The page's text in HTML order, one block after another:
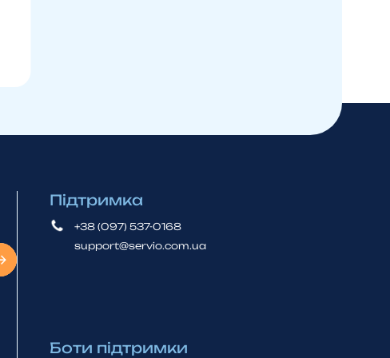
Підтримка
+38 (097) 537-0168
support@servio.com.ua
Боти підтримки